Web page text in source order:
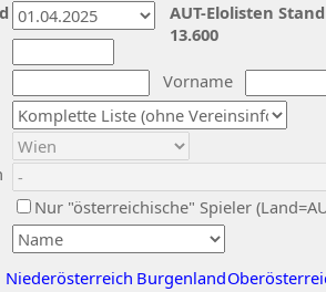
Vorname
Nur "österreichische" Spieler
Niederösterreich Burgenland
AUT-Elolisten
13.600